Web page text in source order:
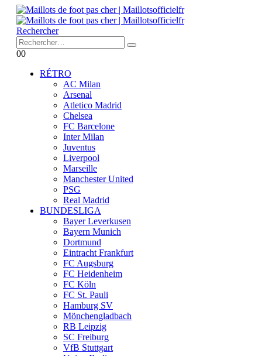
Rechercher
00
RÉTRO
AC Milan
Arsenal
Atletico Madrid
Chelsea
FC Barcelone
Inter Milan
Juventus
Liverpool
Marseille
Manchester United
PSG
Real Madrid
BUNDESLIGA
Bayer Leverkusen
Bayern Munich
Dortmund
Eintracht Frankfurt
FC Augsburg
FC Heidenheim
FC Köln
FC St. Pauli
Hamburg SV
Mönchengladbach
RB Leipzig
SC Freiburg
VfB Stuttgart